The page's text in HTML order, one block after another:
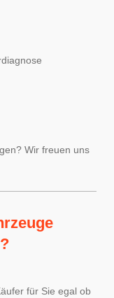
Wir freuen uns
für Sie egal ob